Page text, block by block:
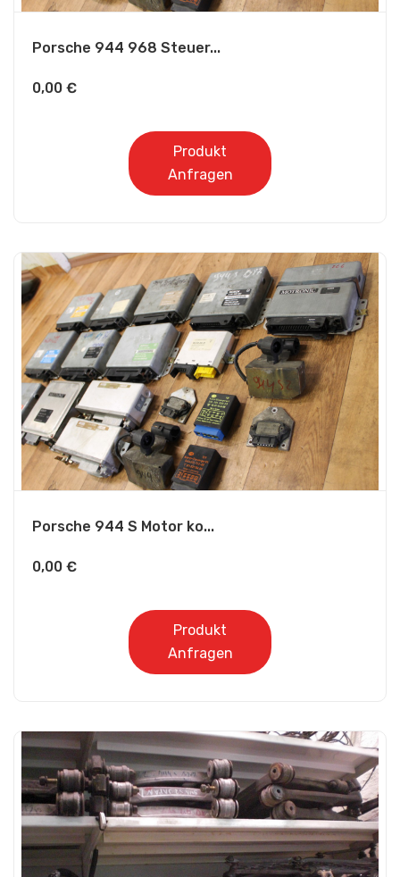
Porsche 944 968 Steuer...
0,00 €
Produkt
Anfragen
Porsche 944 S Motor ko...
0,00 €
Produkt
Anfragen